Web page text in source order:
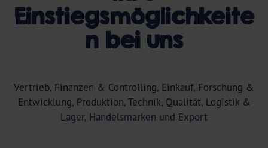
Einstiegsmöglichkeite
n bei uns
Vertrieb, Finanzen & Controlling, Einkauf, Forschung &
Entwicklung, Produktion, Technik, Qualität, Logistik &
Lager, Handelsmarken und Export